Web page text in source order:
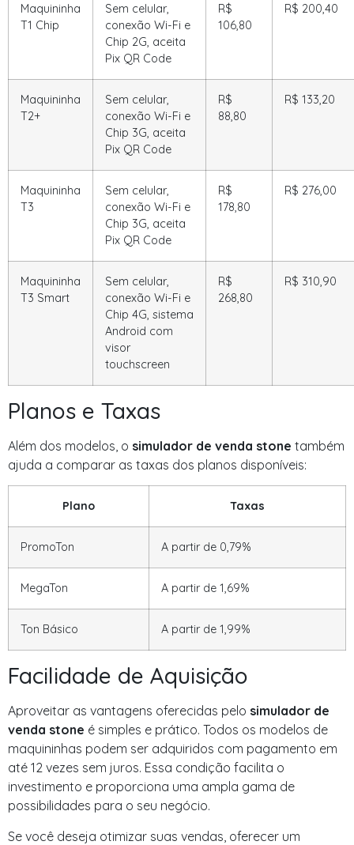
Maquininha
T1 Chip
Sem celular,
conexão Wi-Fi e
Chip 2G, aceita
Pix QR Code
R$
106,80
R$ 200,40
Maquininha
T2+
Sem celular,
conexão Wi-Fi e
Chip 3G, aceita
Pix QR Code
R$
88,80
R$ 133,20
Maquininha
T3
Sem celular,
conexão Wi-Fi e
Chip 3G, aceita
Pix QR Code
R$
178,80
R$ 276,00
Maquininha
T3 Smart
Sem celular,
conexão Wi-Fi e
Chip 4G, sistema
Android com
visor
touchscreen
R$
268,80
R$ 310,90
Planos e Taxas
Além dos modelos, o simulador de venda stone também
ajuda a comparar as taxas dos planos disponíveis:
Plano Taxas
PromoTon A partir de 0,79%
MegaTon A partir de 1,69%
Ton Básico A partir de 1,99%
Facilidade de Aquisição
Aproveitar as vantagens oferecidas pelo simulador de
venda stone é simples e prático. Todos os modelos de
maquininhas podem ser adquiridos com pagamento em
até 12 vezes sem juros. Essa condição facilita o
investimento e proporciona uma ampla gama de
possibilidades para o seu negócio.
Se você deseja otimizar suas vendas, oferecer um